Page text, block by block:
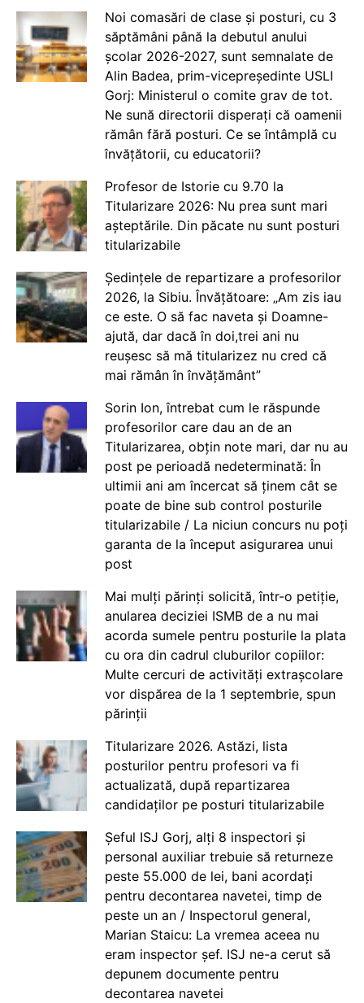
Noi comasări de clase și posturi, cu 3
săptămâni până la debutul anului
școlar 2026-2027, sunt semnalate de
Alin Badea, prim-vicepreședinte USLI
Gorj: Ministerul o comite grav de tot.
Ne sună directorii disperați că oamenii
rămân fără posturi. Ce se întâmplă cu
învățătorii, cu educatorii?
Profesor de Istorie cu 9.70 la
Titularizare 2026: Nu prea sunt mari
așteptările. Din păcate nu sunt posturi
titularizabile
Ședințele de repartizare a profesorilor
2026, la Sibiu. Învățătoare: „Am zis iau
ce este. O să fac naveta și Doamne-
ajută, dar dacă în doi,trei ani nu
reușesc să mă titularizez nu cred că
mai rămân în învățământ”
Sorin Ion, întrebat cum le răspunde
profesorilor care dau an de an
Titularizarea, obțin note mari, dar nu au
post pe perioadă nedeterminată: În
ultimii ani am încercat să ținem cât se
poate de bine sub control posturile
titularizabile / La niciun concurs nu poți
garanta de la început asigurarea unui
post
Mai mulți părinți solicită, într-o petiție,
anularea deciziei ISMB de a nu mai
acorda sumele pentru posturile la plata
cu ora din cadrul cluburilor copiilor:
Multe cercuri de activități extrașcolare
vor dispărea de la 1 septembrie, spun
părinții
Titularizare 2026. Astăzi, lista
posturilor pentru profesori va fi
actualizată, după repartizarea
candidaților pe posturi titularizabile
Șeful ISJ Gorj, alți 8 inspectori și
personal auxiliar trebuie să returneze
peste 55.000 de lei, bani acordați
pentru decontarea navetei, timp de
peste un an / Inspectorul general,
Marian Staicu: La vremea aceea nu
eram inspector șef. ISJ ne-a cerut să
depunem documente pentru
decontarea navetei